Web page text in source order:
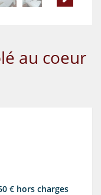
au coeur
€ hors charges